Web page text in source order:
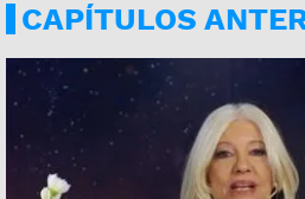
CAPÍTULOS